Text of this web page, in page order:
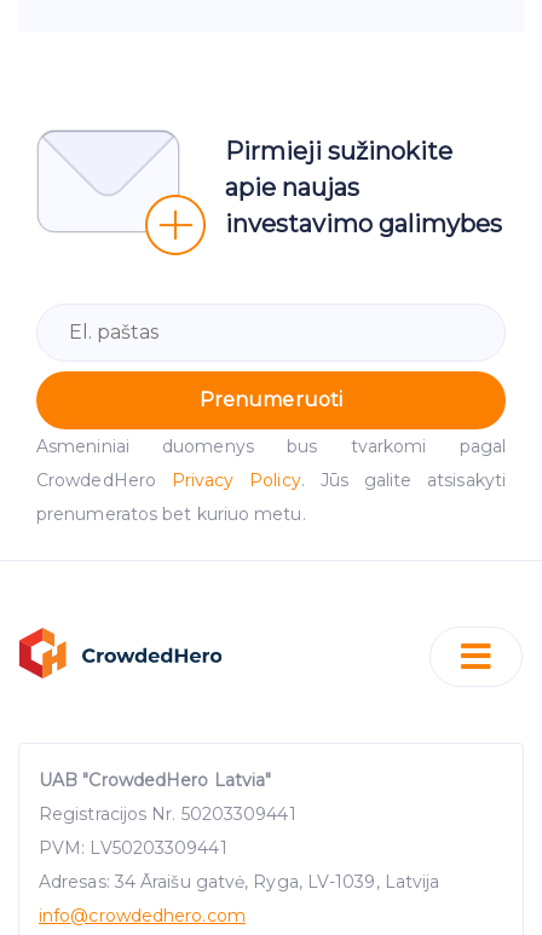
Pirmieji sužinokite
apie naujas
investavimo galimybes
Prenumeruoti
Asmeniniai duomenys bus tvarkomi pagal
CrowdedHero Privacy Policy. Jūs galite atsisakyti
prenumeratos bet kuriuo metu.
UAB "CrowdedHero Latvia"
Registracijos Nr. 50203309441
PVM: LV50203309441
Adresas: 34 Āraišu gatvė, Ryga, LV-1039, Latvija
info@crowdedhero.com